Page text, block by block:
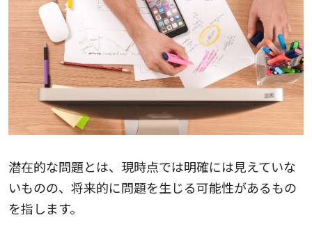
潜在的な問題とは、現時点では明確には見えていな
いものの、将来的に問題を生じる可能性があるもの
を指します。